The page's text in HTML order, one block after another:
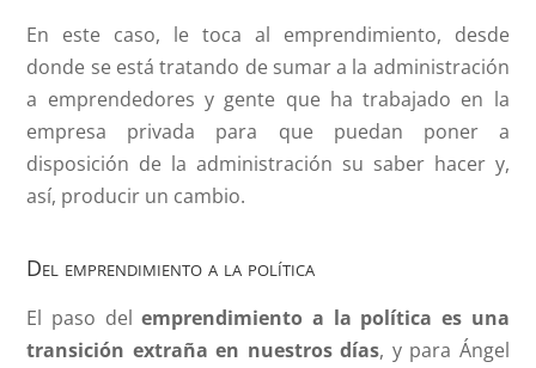
En este caso, le toca al emprendimiento, desde
donde se está tratando de sumar a la administración
a emprendedores y gente que ha trabajado en la
empresa privada para que puedan poner a
disposición de la administración su saber hacer y,
así, producir un cambio.
Del emprendimiento a la política
El paso delemprendimiento a la política es una
transición extraña en nuestros días, y para Ángel